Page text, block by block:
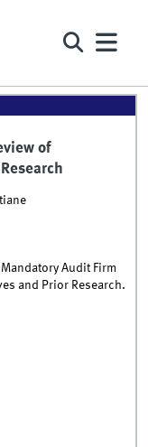
of
Audit Firm
and Prior Research.